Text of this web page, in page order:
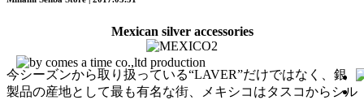
Mexican silver accessories
今シーズンから取り扱っている“LAVER”だけではなく、銀
製品の産地として最も有名な街、メキシコはタスコからシル